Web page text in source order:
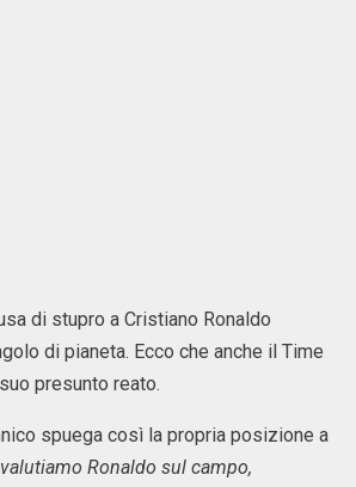
di stupro a Cristiano Ronaldo
di pianeta. Ecco che anche il Time
presunto reato.
spuega così la propria posizione a
Ronaldo sul campo,